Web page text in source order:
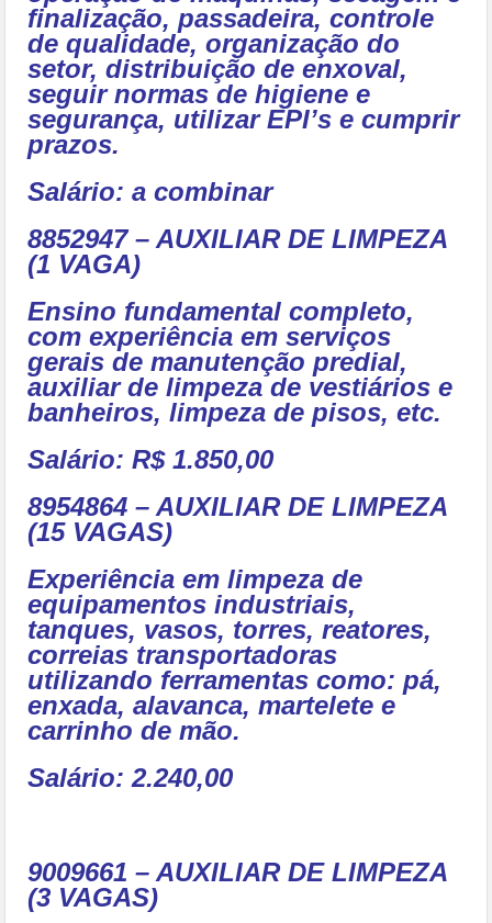
finalização, passadeira, controle
de qualidade, organização do
setor, distribuição de enxoval,
seguir normas de higiene e
segurança, utilizar EPI’s e cumprir
prazos.
Salário: a combinar
8852947 – AUXILIAR DE LIMPEZA
(1 VAGA)
Ensino fundamental completo,
com experiência em serviços
gerais de manutenção predial,
auxiliar de limpeza de vestiários e
banheiros, limpeza de pisos, etc.
Salário: R$ 1.850,00
8954864 – AUXILIAR DE LIMPEZA
(15 VAGAS)
Experiência em limpeza de
equipamentos industriais,
tanques, vasos, torres, reatores,
correias transportadoras
utilizando ferramentas como: pá,
enxada, alavanca, martelete e
carrinho de mão.
Salário: 2.240,00
9009661 – AUXILIAR DE LIMPEZA
(3 VAGAS)